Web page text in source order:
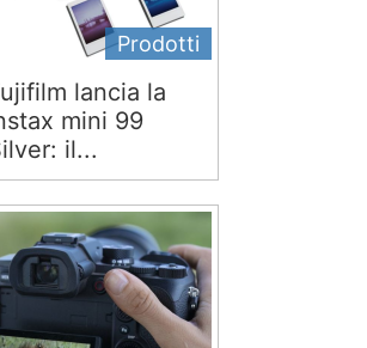
Prodotti
lancia la
mini 99
il...